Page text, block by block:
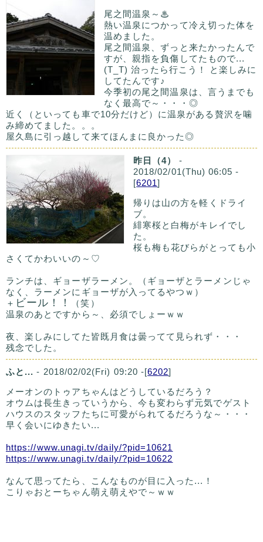
尾之間温泉～♨
熱い温泉につかって冷え切った体を
温めました。
尾之間温泉、ずっと来たかったんで
すが、親指を負傷してたもので...
(T_T) 治ったら行こう！ と楽しみに
してたんです♪
今季初の尾之間温泉は、言うまでも
なく最高で～・・・◎
近く（といっても車で10分だけど）に温泉がある贅沢を噛
み締めてました。。。
屋久島に引っ越して来てほんまに良かった◎
昨日（4）
-
2018/02/01(Thu) 06:05 -
[6201]
帰りは山の方を軽くドライ
ブ。
緋寒桜と白梅がキレイでし
た。
桜も梅も花びらがとっても小
さくてかわいいの～♡
ランチは、ギョーザラーメン。（ギョーザとラーメンじゃ
なく、ラーメンにギョーザが入ってるやつｗ）
＋ ビール！！
（笑）
温泉のあとですから～、必須でしょーｗｗ
夜、楽しみにしてた皆既月食は曇ってて見られず・・・
残念でした。
ふと... - 2018/02/02(Fri) 09:20 -[6202]
メーオンのトゥアちゃんはどうしているだろう？
オウムは長生きっていうから、今も変わらず元気でゲスト
ハウスのスタッフたちに可愛がられてるだろうな～・・・
早く会いにゆきたい...
https://www.unagi.tv/daily/?pid=10621
https://www.unagi.tv/daily/?pid=10622
なんて思ってたら、こんなものが目に入った...！
こりゃおとーちゃん萌え萌えやで～ｗｗ